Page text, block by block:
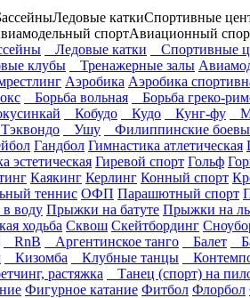
Ледовые каткиСпортивные
спортАвиационный
Ледовые катки Спортивные
клубы Тренажерные залы
Аэробика Аэробика
Борьба вольная Борьба греко-
Кобудо Кудо Кунг-фу
Ушу Филиппинские
Гандбол Гимнастика атлетическая
эстетическая Гиревой спорт Гольф
Каякинг Керлинг Конный спорт
теннис ОФП Парашютный спорт
воду Прыжки на батуте Прыжки на
ходьба Сквош Скейтбординг
RnB Аргентинское танго Балет
Кизомба Клубные танцы
растяжка Танец (спорт) на
Фигурное катание Фитбол Флорбол